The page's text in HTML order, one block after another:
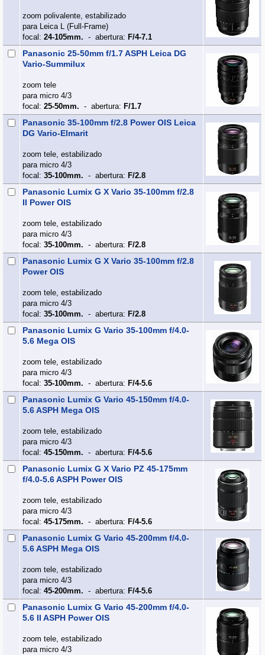
zoom polivalente, estabilizado
para Leica L (Full‑Frame)
focal: 24-105mm. - abertura: F/4-7.1
Panasonic 25-50mm f/1.7 ASPH Leica DG
Vario-Summilux
zoom tele
para micro 4/3
focal: 25-50mm. - abertura: F/1.7
Panasonic 35-100mm f/2.8 Power OIS Leica
DG Vario-Elmarit
zoom tele, estabilizado
para micro 4/3
focal: 35-100mm. - abertura: F/2.8
Panasonic Lumix G X Vario 35-100mm f/2.8
II Power OIS
zoom tele, estabilizado
para micro 4/3
focal: 35-100mm. - abertura: F/2.8
Panasonic Lumix G X Vario 35-100mm f/2.8
Power OIS
zoom tele, estabilizado
para micro 4/3
focal: 35-100mm. - abertura: F/2.8
Panasonic Lumix G Vario 35-100mm f/4.0-
5.6 Mega OIS
zoom tele, estabilizado
para micro 4/3
focal: 35-100mm. - abertura: F/4-5.6
Panasonic Lumix G Vario 45-150mm f/4.0-
5.6 ASPH Mega OIS
zoom tele, estabilizado
para micro 4/3
focal: 45-150mm. - abertura: F/4-5.6
Panasonic Lumix G X Vario PZ 45-175mm
f/4.0-5.6 ASPH Power OIS
zoom tele, estabilizado
para micro 4/3
focal: 45-175mm. - abertura: F/4-5.6
Panasonic Lumix G Vario 45-200mm f/4.0-
5.6 ASPH Mega OIS
zoom tele, estabilizado
para micro 4/3
focal: 45-200mm. - abertura: F/4-5.6
Panasonic Lumix G Vario 45-200mm f/4.0-
5.6 II ASPH Power OIS
zoom tele, estabilizado
para micro 4/3